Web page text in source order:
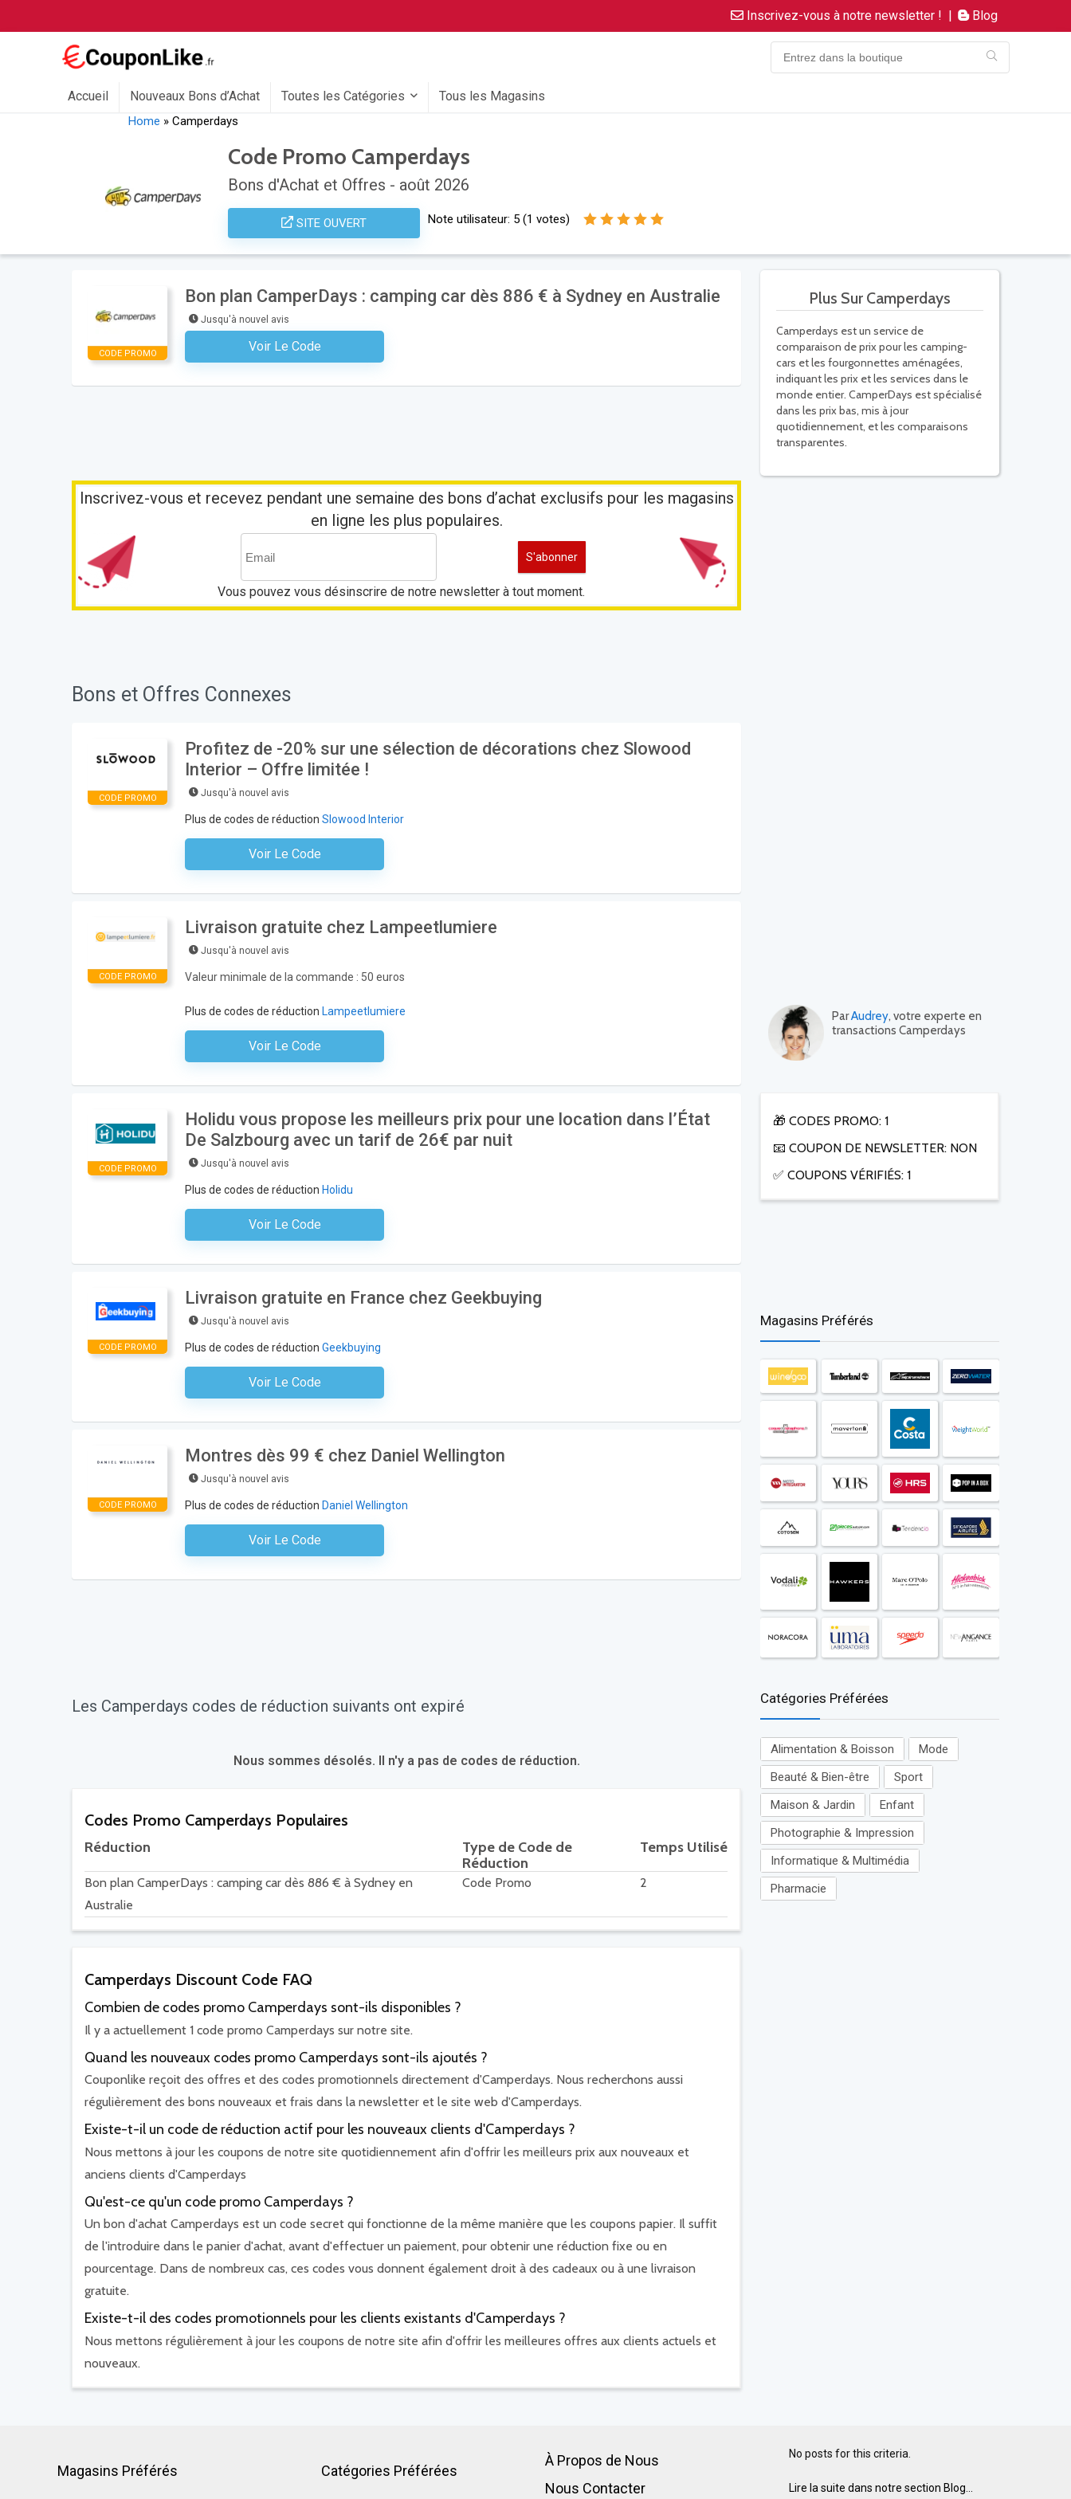
Inscrivez-vous à notre newsletter ! | Blog
Accueil Nouveaux Bons d’Achat Toutes les Catégories Tous les Magasins
Home »Camperdays
Code Promo Camperdays
Bons d'Achat et Offres - août 2026
SITE OUVERT Note utilisateur: 5 (1 votes)
Plus Sur Camperdays
Camperdays est un service de
comparaison de prix pour les camping-
cars et les fourgonnettes aménagées,
indiquant les prix et les services dans le
monde entier. CamperDays est spécialisé
dans les prix bas, mis à jour
quotidiennement, et les comparaisons
transparentes.
ParAudrey, votre experte en
transactions Camperdays
🎁 CODES PROMO: 1
📧 COUPON DE NEWSLETTER: NON
✅ COUPONS VÉRIFIÉS: 1
Magasins Préférés
Catégories Préférées
Alimentation & Boisson
Mode
Beauté & Bien-être
Sport
Maison & Jardin
Enfant
Photographie & Impression
Informatique & Multimédia
Pharmacie
CODE PROMO
Bon plan CamperDays : camping car dès 886 € à Sydney en Australie
Jusqu'à nouvel avis
Voir Le Code
Aucun Code N'est Nécessaire
Inscrivez-vous et recevez pendant une semaine des bons d’achat exclusifs pour les magasins
en ligne les plus populaires.
Vous pouvez vous désinscrire de notre newsletter à tout moment.
Bons et Offres Connexes
CODE PROMO
Profitez de -20% sur une sélection de décorations chez Slowood
Interior – Offre limitée !
Jusqu'à nouvel avis
Plus de codes de réduction Slowood Interior
Voir Le Code
Aucun Code N'est Nécessaire
CODE PROMO
Livraison gratuite chez Lampeetlumiere
Jusqu'à nouvel avis
Valeur minimale de la commande : 50 euros
Plus de codes de réduction Lampeetlumiere
Voir Le Code
Aucun Code N'est Nécessaire
CODE PROMO
Holidu vous propose les meilleurs prix pour une location dans l’État
De Salzbourg avec un tarif de 26€ par nuit
Jusqu'à nouvel avis
Plus de codes de réduction Holidu
Voir Le Code
Aucun Code N'est Nécessaire
CODE PROMO
Livraison gratuite en France chez Geekbuying
Jusqu'à nouvel avis
Plus de codes de réduction Geekbuying
Voir Le Code
Aucun Code N'est Nécessaire
CODE PROMO
Montres dès 99 € chez Daniel Wellington
Jusqu'à nouvel avis
Plus de codes de réduction Daniel Wellington
Voir Le Code
Aucun Code N'est Nécessaire
Les Camperdays codes de réduction suivants ont expiré
Nous sommes désolés. Il n'y a pas de codes de réduction.
Codes Promo Camperdays Populaires
Réduction
Type de Code de
Réduction
Temps Utilisé
Bon plan CamperDays : camping car dès 886 € à Sydney en
Australie
Code Promo 2
Camperdays Discount Code FAQ
Combien de codes promo Camperdays sont-ils disponibles ?
Il y a actuellement 1 code promo Camperdays sur notre site.
Quand les nouveaux codes promo Camperdays sont-ils ajoutés ?
Couponlike reçoit des offres et des codes promotionnels directement d'Camperdays. Nous recherchons aussi
régulièrement des bons nouveaux et frais dans la newsletter et le site web d'Camperdays.
Existe-t-il un code de réduction actif pour les nouveaux clients d'Camperdays ?
Nous mettons à jour les coupons de notre site quotidiennement afin d'offrir les meilleurs prix aux nouveaux et
anciens clients d'Camperdays
Qu'est-ce qu'un code promo Camperdays ?
Un bon d'achat Camperdays est un code secret qui fonctionne de la même manière que les coupons papier. Il suffit
de l'introduire dans le panier d'achat, avant d'effectuer un paiement, pour obtenir une réduction fixe ou en
pourcentage. Dans de nombreux cas, ces codes vous donnent également droit à des cadeaux ou à une livraison
gratuite.
Existe-t-il des codes promotionnels pour les clients existants d'Camperdays ?
Nous mettons régulièrement à jour les coupons de notre site afin d'offrir les meilleures offres aux clients actuels et
nouveaux.
Magasins Préférés Catégories Préférées
À Propos de Nous
Nous Contacter
No posts for this criteria.
Lire la suite dans notre section Blog...